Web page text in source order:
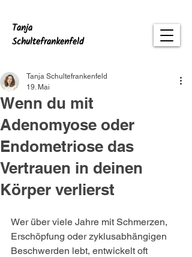
Tanja
Schultefrankenfeld
Wenn du mit
Adenomyose oder
Endometriose das
Vertrauen in deinen
Körper verlierst
Tanja Schultefrankenfeld
19. Mai
Wer über viele Jahre mit Schmerzen,
Erschöpfung oder zyklusabhängigen
Beschwerden lebt, entwickelt oft